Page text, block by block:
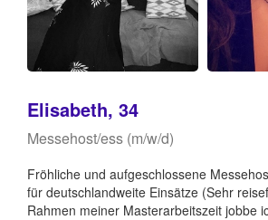
Elisabeth, 34
Messehost/ess (m/w/d)
Fröhliche und aufgeschlossene
für deutschlandweite Einsätze (Sehr
Rahmen meiner Masterarbeitszeit jobbe